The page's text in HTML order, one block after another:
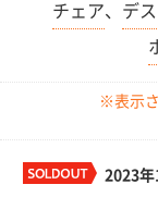
チェア、 デ
※表示
2023年